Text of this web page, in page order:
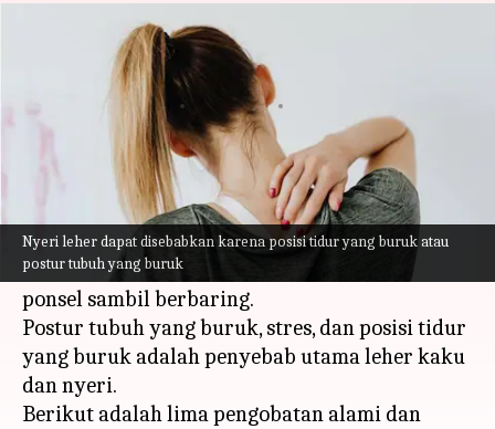
Nyeri leher dapat disebabkan karena posisi tidur yang buruk atau
postur tubuh yang buruk
Cobalah pengobatan rumah
alami ini untuk sakit leher
Taufiq Al Jufri Jun 13, 2023
Apa ceritanya
Nyeri leher adalah masalah umum saat ini
karena kita duduk di depan laptop selama
berjam-jam di kantor atau tetap terpaku pada
ponsel sambil berbaring.
Postur tubuh yang buruk, stres, dan posisi tidur
yang buruk adalah penyebab utama leher kaku
dan nyeri.
Berikut adalah lima pengobatan alami dan